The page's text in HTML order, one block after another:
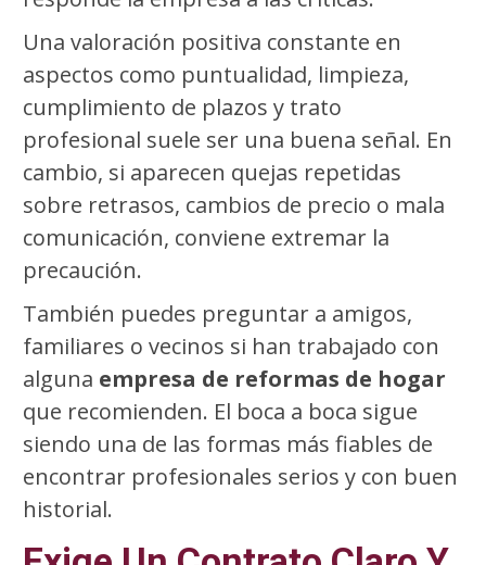
Una valoración positiva constante en
aspectos como puntualidad, limpieza,
cumplimiento de plazos y trato
profesional suele ser una buena señal. En
cambio, si aparecen quejas repetidas
sobre retrasos, cambios de precio o mala
comunicación, conviene extremar la
precaución.
También puedes preguntar a amigos,
familiares o vecinos si han trabajado con
alguna empresa de reformas de hogar
que recomienden. El boca a boca sigue
siendo una de las formas más fiables de
encontrar profesionales serios y con buen
historial.